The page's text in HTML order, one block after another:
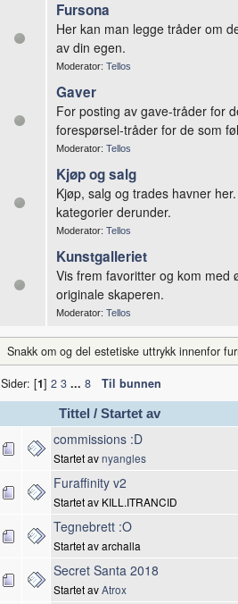
Fursona
Her kan man legge tråder om
av din egen.
Moderator: Tellos
Gaver
For posting av gave-tråder for
forespørsel-tråder for de som
Moderator: Tellos
Kjøp og salg
Kjøp, salg og trades havner
kategorier derunder.
Moderator: Tellos
Kunstgalleriet
Vis frem favoritter og kom med
originale skaperen.
Moderator: Tellos
Snakk om og del estetiske uttrykk innenfor
Sider: [1] 2 3 ... 8 Til bunnen
Tittel /Startet av
commissions :D
Startet avnyangles
Furaffinity v2
Startet av KILL.ITRANCID
Tegnebrett :O
Startet av archalla
Secret Santa 2018
Startet avAtrox